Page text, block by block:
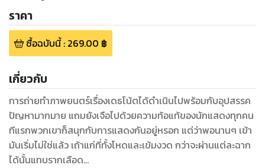
ราคา
ซื้อฉบับนี้: 269.00 ฿
เกี่ยวกับ
การถ่ายทำภาพยนตร์เรื่องเดธโน้ตได้ดำเนินไปพร้อมกับอุปสรรค
ปัญหามากมาย แถมยังเจือไปด้วยความท้อแท้ของนักแสดงทุกคน
ทีแรกพวกเขาก็สนุกกับการแสดงกันอยู่หรอก แต่ว่าพอนานๆ เข้า
มันเริ่มไม่ใช่แล้ว เถ้าแก่ที่ทั้งโหดและเข้มงวด กว่าจะผ่านแต่ละฉาก
ได้นั้นแทบรากเลือด